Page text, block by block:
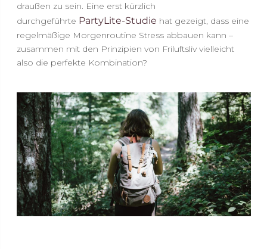
draußen zu sein. Eine erst kürzlich
durchgeführte PartyLite-Studie hat gezeigt, dass eine
regelmäßige Morgenroutine Stress abbauen kann –
zusammen mit den Prinzipien von Friluftsliv vielleicht
also die perfekte Kombination?